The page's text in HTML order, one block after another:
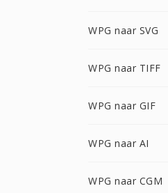
WPG naar SVG
WPG naar TIFF
WPG naar GIF
WPG naar AI
WPG naar CGM